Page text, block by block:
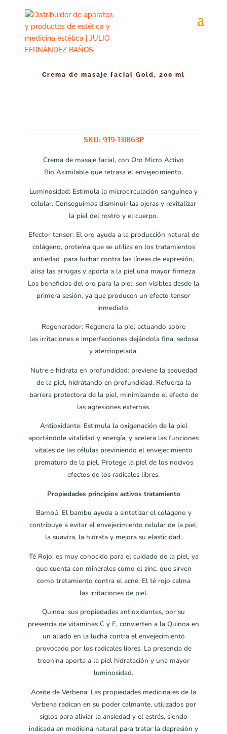
Crema de masaje facial Gold, 200 ml
SKU:919-13IB63P
Crema de masaje facial, con Oro Micro Activo
Bio Asimilable que retrasa el envejecimiento.
Luminosidad: Estimula la microcirculación sanguínea y
celular. Conseguimos disminuir las ojeras y revitalizar
la piel del rostro y el cuerpo.
Efector tensor: El oro ayuda a la producción natural de
colágeno, proteína que se utiliza en los tratamientos
antiedad para luchar contra las líneas de expresión,
alisa las arrugas y aporta a la piel una mayor firmeza.
Los beneficios del oro para la piel, son visibles desde la
primera sesión, ya que producen un efecto tensor
inmediato.
Regenerador: Regenera la piel actuando sobre
las irritaciones e imperfecciones dejándola fina, sedosa
y aterciopelada.
Nutre e hidrata en profundidad: previene la sequedad
de la piel, hidratando en profundidad. Refuerza la
barrera protectora de la piel, minimizando el efecto de
las agresiones externas.
Antioxidante: Estimula la oxigenación de la piel
aportándole vitalidad y energía, y acelera las funciones
vitales de las células previniendo el envejecimiento
prematuro de la piel. Protege la piel de los nocivos
efectos de los radicales libres.
Propiedades principios activos tratamiento
Bambú: El bambú ayuda a sintetizar el colágeno y
contribuye a evitar el envejecimiento celular de la piel;
la suaviza, la hidrata y mejora su elasticidad.
Té Rojo: es muy conocido para el cuidado de la piel, ya
que cuenta con minerales como el zinc, que sirven
como tratamiento contra el acné. El té rojo calma
las irritaciones de piel.
Quinoa: sus propiedades antioxidantes, por su
presencia de vitaminas C y E, convierten a la Quinoa en
un aliado en la lucha contra el envejecimiento
provocado por los radicales libres. La presencia de
treonina aporta a la piel hidratación y una mayor
luminosidad.
Aceite de Verbena: Las propiedades medicinales de la
Verbena radican en su poder calmante, utilizados por
siglos para aliviar la ansiedad y el estrés, siendo
indicada en medicina natural para tratar la depresión y